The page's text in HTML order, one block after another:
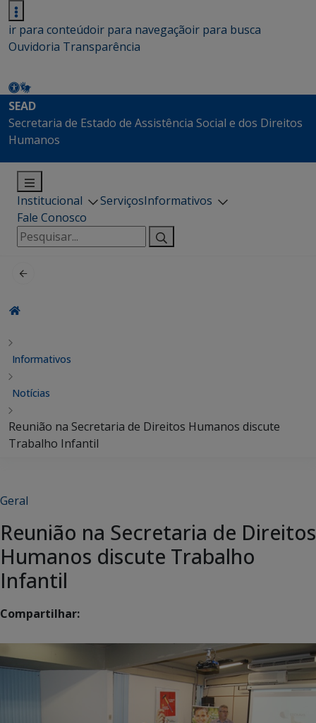
ir para conteúdoir para navegaçãoir para busca
Ouvidoria Transparência
SEAD
Secretaria de Estado de Assistência Social e dos Direitos
Humanos
Institucional ServiçosInformativos
Fale Conosco
Pesquisar
por:
Informativos
Notícias
Reunião na Secretaria de Direitos Humanos discute
Trabalho Infantil
Geral
Reunião na Secretaria de Direitos
Humanos discute Trabalho
Infantil
Compartilhar: